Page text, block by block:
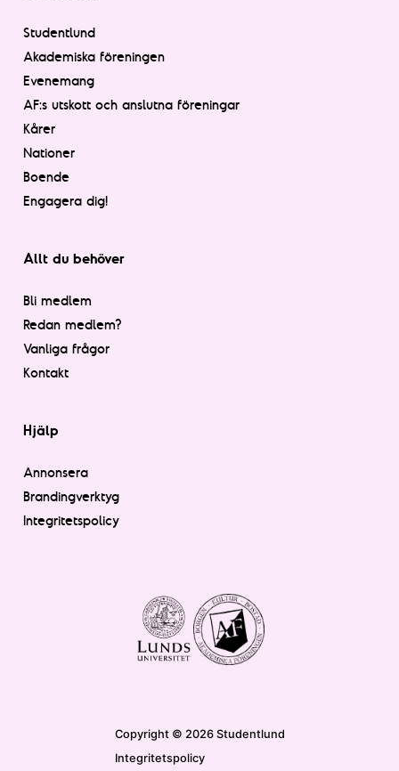
Studentlund
Akademiska föreningen
Evenemang
AF:s utskott och anslutna föreningar
Kårer
Nationer
Boende
Engagera dig!
Allt du behöver
Bli medlem
Redan medlem?
Vanliga frågor
Kontakt
Hjälp
Annonsera
Brandingverktyg
Integritetspolicy
Copyright © 2026 Studentlund
Integritetspolicy